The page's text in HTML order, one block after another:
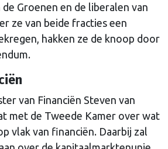
Groenen en de liberalen van
ze van beide fracties een
hakken ze de knoop door
van Financiën Steven van
met de Tweede Kamer over wat
vlak van financiën. Daarbij zal